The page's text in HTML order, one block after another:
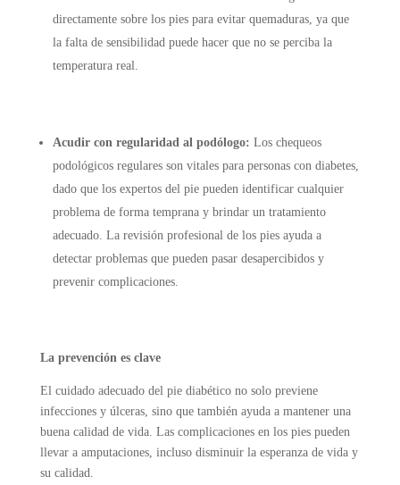
directamente sobre los pies para evitar quemaduras, ya que
la falta de sensibilidad puede hacer que no se perciba la
temperatura real.
Acudir con regularidad al podólogo: Los chequeos
podológicos regulares son vitales para personas con diabetes,
dado que los expertos del pie pueden identificar cualquier
problema de forma temprana y brindar un tratamiento
adecuado. La revisión profesional de los pies ayuda a
detectar problemas que pueden pasar desapercibidos y
prevenir complicaciones.
La prevención es clave
El cuidado adecuado del pie diabético no solo previene
infecciones y úlceras, sino que también ayuda a mantener una
buena calidad de vida. Las complicaciones en los pies pueden
llevar a amputaciones, incluso disminuir la esperanza de vida y
su calidad.